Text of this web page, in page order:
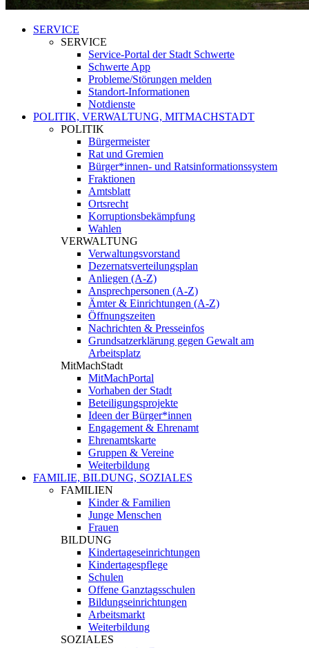
SERVICE
SERVICE
Service-Portal der Stadt Schwerte
Schwerte App
Probleme/Störungen melden
Standort-Informationen
Notdienste
POLITIK, VERWALTUNG, MITMACHSTADT
POLITIK
Bürgermeister
Rat und Gremien
Bürger*innen- und Ratsinformationssystem
Fraktionen
Amtsblatt
Ortsrecht
Korruptionsbekämpfung
Wahlen
VERWALTUNG
Verwaltungsvorstand
Dezernatsverteilungsplan
Anliegen (A-Z)
Ansprechpersonen (A-Z)
Ämter & Einrichtungen (A-Z)
Öffnungszeiten
Nachrichten & Presseinfos
Grundsatzerklärung gegen Gewalt am
Arbeitsplatz
MitMachStadt
MitMachPortal
Vorhaben der Stadt
Beteiligungsprojekte
Ideen der Bürger*innen
Engagement & Ehrenamt
Ehrenamtskarte
Gruppen & Vereine
Weiterbildung
FAMILIE, BILDUNG, SOZIALES
FAMILIEN
Kinder & Familien
Junge Menschen
Frauen
BILDUNG
Kindertageseinrichtungen
Kindertagespflege
Schulen
Offene Ganztagsschulen
Bildungseinrichtungen
Arbeitsmarkt
Weiterbildung
SOZIALES